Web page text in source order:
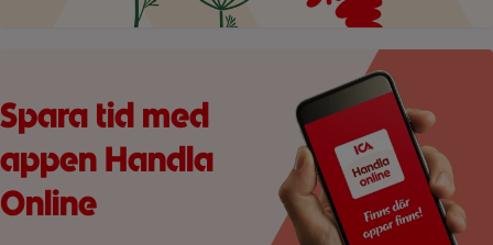
Hand håller smartphone med ICA Handla online-app och
Spara tid med
appen Handla
Online